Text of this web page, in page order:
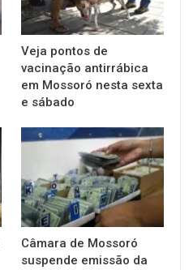
Veja pontos de
vacinação antirrábica
em Mossoró nesta sexta
e sábado
Câmara de Mossoró
suspende emissão da